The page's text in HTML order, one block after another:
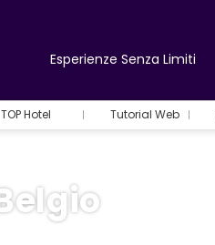
Esperienze Senza Limiti
TOP Hotel Tutorial Web